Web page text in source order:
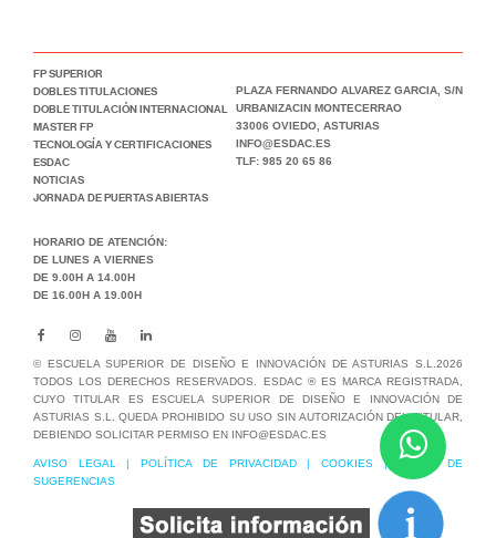
FP SUPERIOR
DOBLES TITULACIONES
DOBLE TITULACIÓN INTERNACIONAL
MASTER FP
TECNOLOGÍA Y CERTIFICACIONES
ESDAC
NOTICIAS
JORNADA DE PUERTAS ABIERTAS
PLAZA FERNANDO ALVAREZ GARCIA, S/N
URBANIZACIN MONTECERRAO
33006 OVIEDO, ASTURIAS
INFO@ESDAC.ES
TLF: 985 20 65 86
HORARIO DE ATENCIÓN:
DE LUNES A VIERNES
DE 9.00H A 14.00H
DE 16.00H A 19.00H
© ESCUELA SUPERIOR DE DISEÑO E INNOVACIÓN DE ASTURIAS S.L.2026
TODOS LOS DERECHOS RESERVADOS. ESDAC ® ES MARCA REGISTRADA,
CUYO TITULAR ES ESCUELA SUPERIOR DE DISEÑO E INNOVACIÓN DE
ASTURIAS S.L. QUEDA PROHIBIDO SU USO SIN AUTORIZACIÓN DEL TITULAR,
DEBIENDO SOLICITAR PERMISO EN INFO@ESDAC.ES
AVISO LEGAL |POLÍTICA DE PRIVACIDAD| COOKIES| BUZÓN DE
SUGERENCIAS